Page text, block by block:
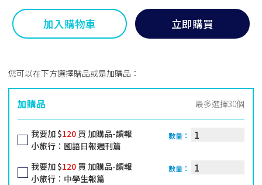
加入購物車 立即購買
您可以在下方選擇贈品或是加購品：
加購品 最多選擇30個
我要加 $120 買 加購品-讀報
小旅行：國語日報週刊篇
數量：
我要加 $120 買 加購品-讀報
小旅行：中學生報篇
數量：